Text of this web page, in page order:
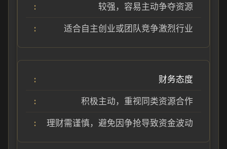
较强，容易主动争夺资源
适合自主创业或团队竞争激烈行业
财务态度
积极主动，重视同类资源合作
理财需谨慎，避免因争抢导致资金波动